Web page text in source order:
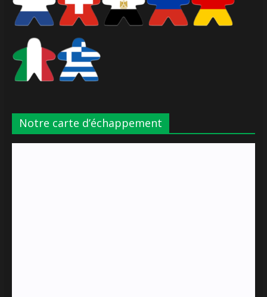
Notre carte d’échappement